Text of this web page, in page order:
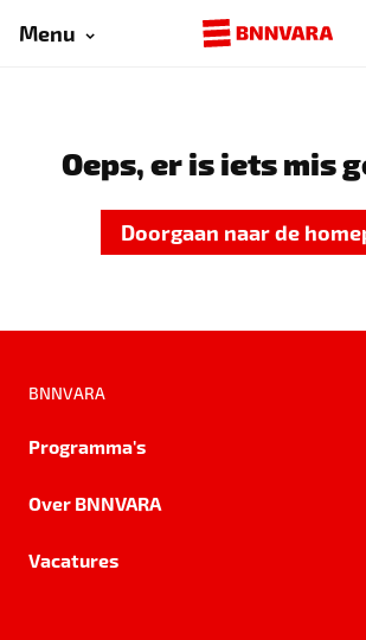
Menu
Oeps, er is iets mis
Doorgaan naar de
BNNVARA
Programma's
Over BNNVARA
Vacatures